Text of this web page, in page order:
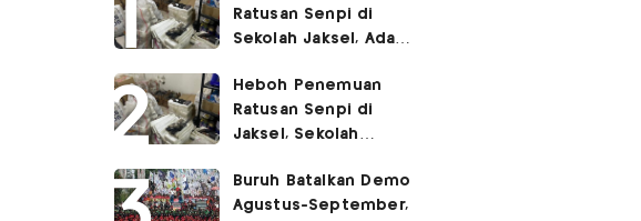
Ratusan Senpi di
Sekolah Jaksel, Ada
Ruang Bunker
Heboh Penemuan
Ratusan Senpi di
Jaksel, Sekolah
Kegiatan Eskul
Menembak
Buruh Batalkan Demo
Agustus-September,